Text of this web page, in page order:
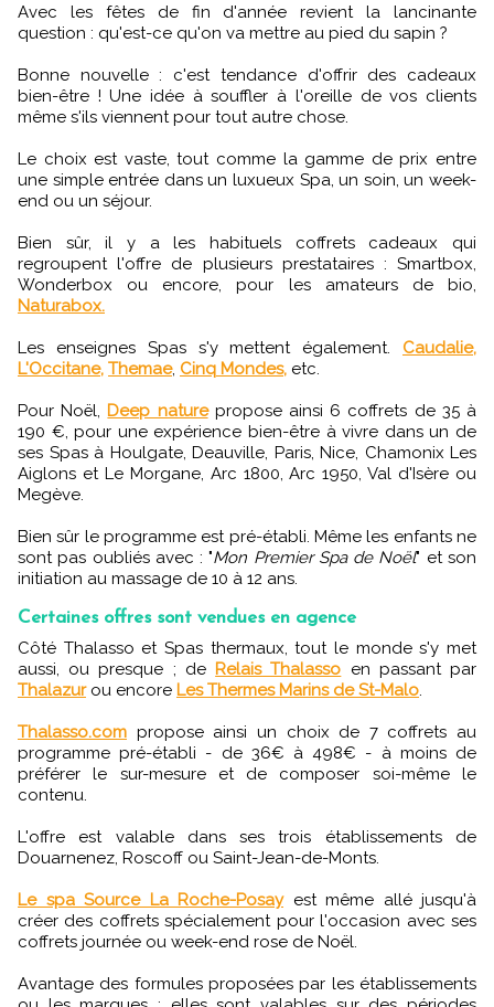
Avec les fêtes de fin d'année revient la lancinante
question : qu'est-ce qu'on va mettre au pied du sapin ?
Bonne nouvelle : c'est tendance d'offrir des cadeaux
bien-être ! Une idée à souffler à l'oreille de vos clients
même s'ils viennent pour tout autre chose.
Le choix est vaste, tout comme la gamme de prix entre
une simple entrée dans un luxueux Spa, un soin, un week-
end ou un séjour.
Bien sûr, il y a les habituels coffrets cadeaux qui
regroupent l'offre de plusieurs prestataires : Smartbox,
Wonderbox ou encore, pour les amateurs de bio,
Naturabox.
Les enseignes Spas s'y mettent également. Caudalie,
L'Occitane, Themae, Cinq Mondes, etc.
Pour Noël, Deep naturepropose ainsi 6 coffrets de 35 à
190 €, pour une expérience bien-être à vivre dans un de
ses Spas à Houlgate, Deauville, Paris, Nice, Chamonix Les
Aiglons et Le Morgane, Arc 1800, Arc 1950, Val d'Isère ou
Megève.
Bien sûr le programme est pré-établi. Même les enfants ne
sont pas oubliés avec : "Mon Premier Spa de Noël" et son
initiation au massage de 10 à 12 ans.
Certaines offres sont vendues en agence
Côté Thalasso et Spas thermaux, tout le monde s'y met
aussi, ou presque ; de Relais Thalasso en passant par
Thalazurou encore Les Thermes Marins de St-Malo.
Thalasso.com propose ainsi un choix de 7 coffrets au
programme pré-établi - de 36€ à 498€ - à moins de
préférer le sur-mesure et de composer soi-même le
contenu.
L'offre est valable dans ses trois établissements de
Douarnenez, Roscoff ou Saint-Jean-de-Monts.
Le spa Source La Roche-Posayest même allé jusqu'à
créer des coffrets spécialement pour l'occasion avec ses
coffrets journée ou week-end rose de Noël.
Avantage des formules proposées par les établissements